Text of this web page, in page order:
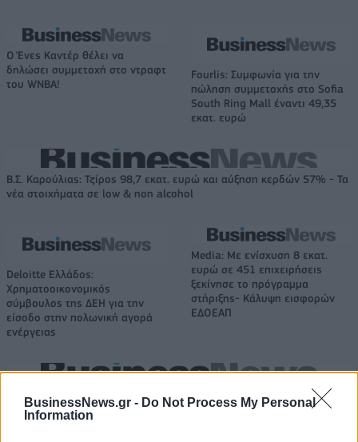
BusinessNews.gr - Do Not Process My Personal
Information
Ο Ένες Καντέρ θέλει να
δηλώσει συμμετοχή στο ντραφτ
του WNBA!
Fourlis: Συμφωνία για την
πώληση συμμετοχής στο Sofia
South Ring Mall έναντι 49,35
εκατ. ευρώ
Β.Σ. Καρούλιας: Τζίρος 98,7 εκατ. ευρώ και αύξηση κερδών 57% - Τα
νέα στοιχήματα σε low & non alcohol
Deloitte Ελλάδος:
Χρηματοοικονομικός
σύμβουλος της ΔΕΗ για την
είσοδο στην πολωνική αγορά
ενέργειας
Media: Με ενίσχυση 8 εκατ.
ευρώ σε 451 επιχειρήσεις
ξεκίνησε το πρόγραμμα
στήριξης- Κάλυψη εισφορών
ΕΔΟΕΑΠ
IAB Hellas: Νέα Διοικούσα Επιτροπή και νέο Διοικητικό Συμβούλιο -
Πρόεδρος ο Γαληνός Γιαγλής